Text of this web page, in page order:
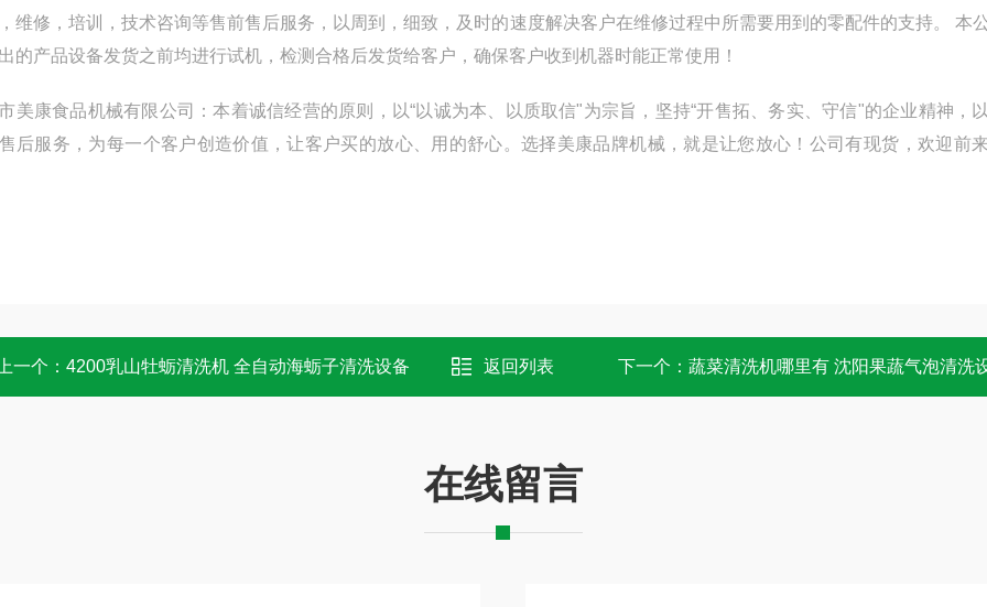
维修，培训，技术咨询等售前售后服务，以周到，细致，及时的速度解决客户在维修过程中所需要用到的零配件的支持。 本
的产品设备发货之前均进行试机，检测合格后发货给客户，确保客户收到机器时能正常使用！
美康食品机械有限公司：本着诚信经营的原则，以“以诚为本、以质取信"为宗旨，坚持“开售拓、务实、守信"的企业精神，
后服务，为每一个客户创造价值，让客户买的放心、用的舒心。选择美康品牌机械，就是让您放心！公司有现货，欢迎前
一个： 4200乳山牡蛎清洗机 全自动海蛎子清洗设备 返回列表 下一个： 蔬菜清洗机哪里有 沈阳果蔬气泡清洗
在线留言